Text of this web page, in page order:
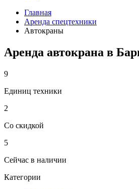
Главная
Аренда спецтехники
Автокраны
Аренда автокрана в
9
Единиц техники
2
Со скидкой
5
Сейчас в наличии
Категории